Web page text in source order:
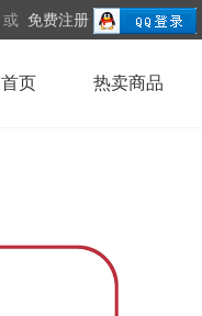
或 免费注册
首页 热卖商品